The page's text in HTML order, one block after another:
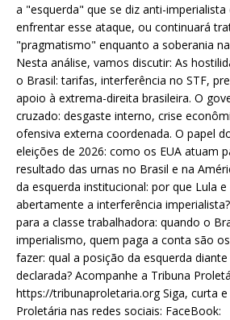
a "esquerda" que se diz anti-
enfrentar esse ataque, ou continuará
"pragmatismo" enquanto a soberania
Nesta análise, vamos discutir: As
o Brasil: tarifas, interferência no STF,
apoio à extrema-direita brasileira. O
cruzado: desgaste interno, crise
ofensiva externa coordenada. O papel
eleições de 2026: como os EUA atuam
resultado das urnas no Brasil e na
da esquerda institucional: por que Lula
abertamente a interferência
para a classe trabalhadora: quando o
imperialismo, quem paga a conta são
fazer: qual a posição da esquerda
declarada? Acompanhe a Tribuna
https://tribunaproletaria.org Siga, curta
Proletária nas redes sociais: FaceBook: